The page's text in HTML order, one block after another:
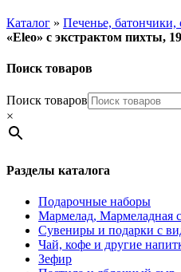
Каталог » Печенье, батончики,
«Eleo» с экстрактом пихты,
Поиск товаров
Поиск товаров
×
Разделы каталога
Подарочные наборы
Мармелад, Мармеладная
Сувениры и подарки с
Чай, кофе и другие
Зефир